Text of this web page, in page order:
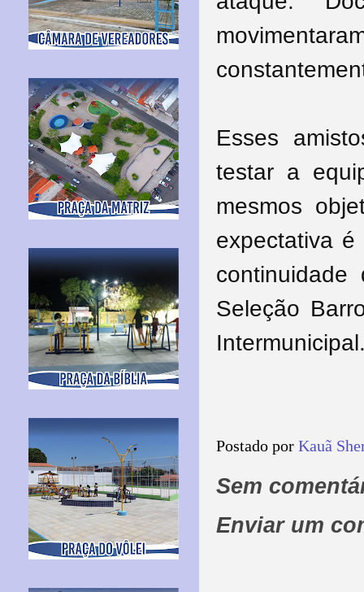
Esses
testar a
mesmos
expectativa
Seleção
Postado por Kauã
Sem
Enviar um